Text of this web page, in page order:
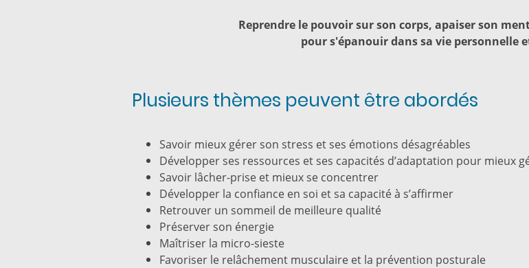
Reprendre le pouvoir sur son corps, apaiser son
pour s'épanouir dans sa vie personnelle
Plusieurs thèmes peuvent être abordés
Savoir mieux gérer son stress et ses émotions désagréables
Développer ses ressources et ses capacités d’adaptation pour mieux
Savoir lâcher-prise et mieux se concentrer
Développer la confiance en soi et sa capacité à s’affirmer
Retrouver un sommeil de meilleure qualité
Préserver son énergie
Maîtriser la micro-sieste
Favoriser le relâchement musculaire et la prévention posturale